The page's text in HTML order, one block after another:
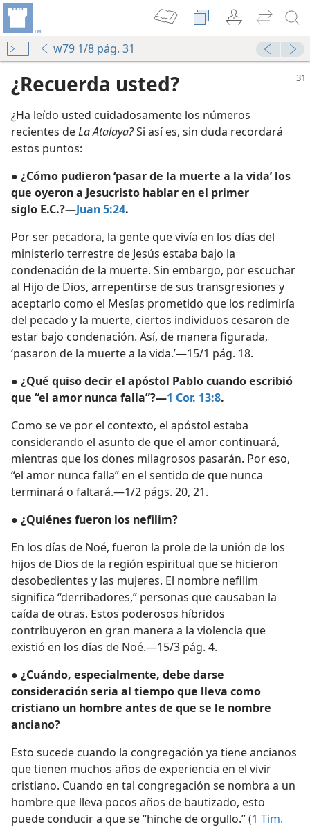
w79 1/8 pág. 31
2
de libros nuevos
¿Recuerda usted?
¿Ha leído usted cuidadosamente los números
recientes deLa Atalaya?Si así es, sin duda recordará
estos puntos:
● ¿Cómo pudieron ‘pasar de la muerte a la vida’ los
que oyeron a Jesucristo hablar en el primer
siglo E.C.?—Juan 5:24.
Por ser pecadora, la gente que vivía en los días del
ministerio terrestre de Jesús estaba bajo la
condenación de la muerte. Sin embargo, por escuchar
al Hijo de Dios, arrepentirse de sus transgresiones y
aceptarlo como el Mesías prometido que los redimiría
del pecado y la muerte, ciertos individuos cesaron de
estar bajo condenación. Así, de manera figurada,
‘pasaron de la muerte a la vida.’—15/1 pág. 18.
● ¿Qué quiso decir el apóstol Pablo cuando escribió
que “el amor nunca falla”?—1 Cor. 13:8.
Como se ve por el contexto, el apóstol estaba
considerando el asunto de que el amor continuará,
mientras que los dones milagrosos pasarán. Por eso,
“el amor nunca falla” en el sentido de que nunca
terminará o faltará.—1/2 págs. 20, 21.
● ¿Quiénes fueron los nefilim?
En los días de Noé, fueron la prole de la unión de los
hijos de Dios de la región espiritual que se hicieron
desobedientes y las mujeres. El nombre nefilim
significa “derribadores,” personas que causaban la
caída de otras. Estos poderosos híbridos
contribuyeron en gran manera a la violencia que
existió en los días de Noé.—15/3 pág. 4.
● ¿Cuándo, especialmente, debe darse
consideración seria al tiempo que lleva como
cristiano un hombre antes de que se le nombre
anciano?
Esto sucede cuando la congregación ya tiene ancianos
que tienen muchos años de experiencia en el vivir
cristiano. Cuando en tal congregación se nombra a un
hombre que lleva pocos años de bautizado, esto
puede conducir a que se “hinche de orgullo.” (1 Tim.